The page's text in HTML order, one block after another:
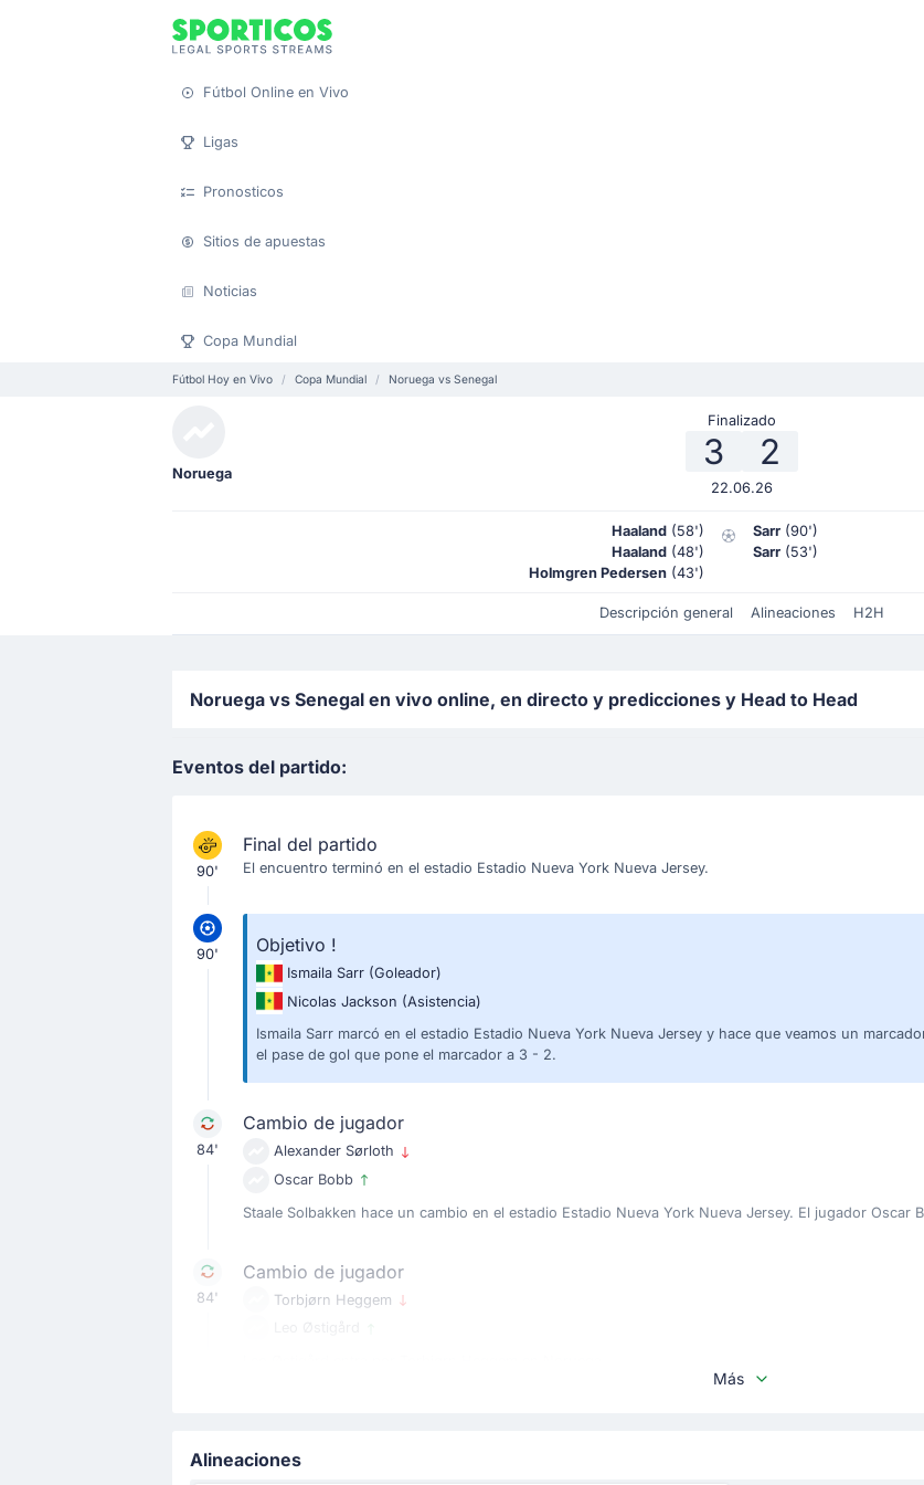
Fútbol Online en Vivo
Ligas
Pronosticos
Sitios de apuestas
Noticias
Copa Mundial
Fútbol Hoy en Vivo Copa Mundial Noruega vs Senegal
Noruega
Finalizado
3 2
22.06.26
Haaland (58')
Haaland (48')
Holmgren Pedersen (43')
Sarr (90')
Sarr (53')
Descripción general Alineaciones H2H
Noruega vs Senegal en vivo online, en directo y predicciones y Head to Head
Eventos del partido:
90'
Final del partido
El encuentro terminó en el estadio Estadio Nueva York Nueva Jersey.
90' Objetivo !
Ismaila Sarr (Goleador)
Nicolas Jackson (Asistencia)
Ismaila Sarr marcó en el estadio Estadio Nueva York Nueva Jersey y hace que veamos un
el pase de gol que pone el marcador a 3 - 2.
84'
Cambio de jugador
Alexander Sørloth
Oscar Bobb
Staale Solbakken hace un cambio en el estadio Estadio Nueva York Nueva Jersey. El jugador Oscar
84'
Cambio de jugador
Torbjørn Heggem
Más
Alineaciones